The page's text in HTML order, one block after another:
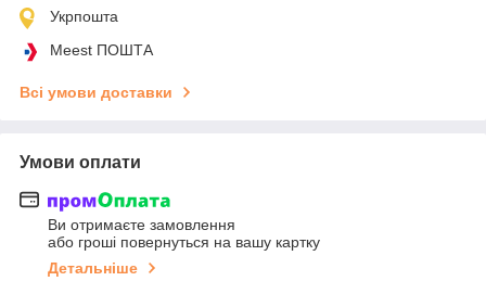
Укрпошта
Meest ПОШТА
Всі умови доставки
Умови оплати
Ви отримаєте замовлення
або гроші повернуться на вашу картку
Детальніше